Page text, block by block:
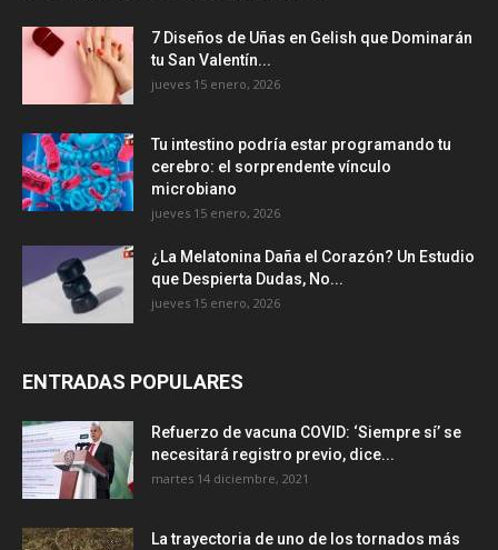
7 Diseños de Uñas en Gelish que Dominarán
tu San Valentín...
jueves 15 enero, 2026
Tu intestino podría estar programando tu
cerebro: el sorprendente vínculo
microbiano
jueves 15 enero, 2026
¿La Melatonina Daña el Corazón? Un Estudio
que Despierta Dudas, No...
jueves 15 enero, 2026
ENTRADAS POPULARES
Refuerzo de vacuna COVID: ‘Siempre sí’ se
necesitará registro previo, dice...
martes 14 diciembre, 2021
La trayectoria de uno de los tornados más